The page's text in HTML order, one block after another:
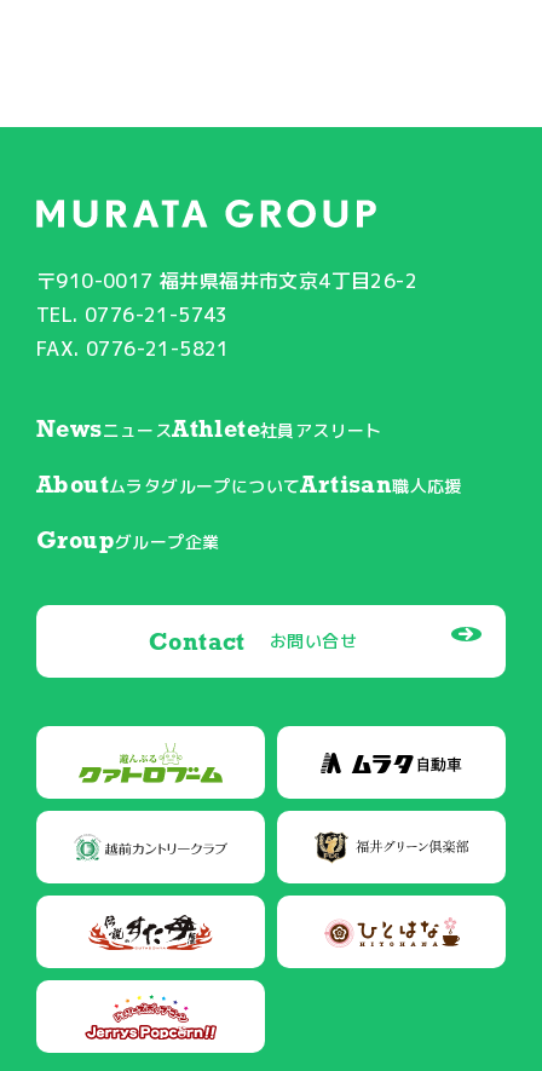
〒910-0017 福井県福井市文京4丁目26-2
TEL. 0776-21-5743
FAX. 0776-21-5821
Newsニュース
Aboutムラタグループについて
Groupグループ企業
Athlete社員アスリート
Artisan職人応援
Contact お問い合せ